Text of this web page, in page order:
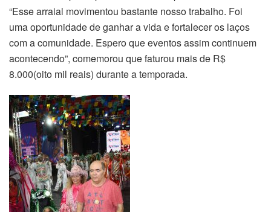
“Esse arraial movimentou bastante nosso trabalho. Foi
uma oportunidade de ganhar a vida e fortalecer os laços
com a comunidade. Espero que eventos assim continuem
acontecendo”, comemorou que faturou mais de R$
8.000(oito mil reais) durante a temporada.